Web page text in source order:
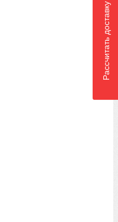
Рассчитать доставку